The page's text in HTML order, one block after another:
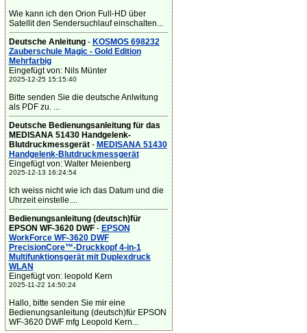
Wie kann ich den Orion Full-HD über
Satellit den Sendersuchlauf einschalten...
Deutsche Anleitung- KOSMOS 698232
Zauberschule Magic - Gold Edition
Mehrfarbig
Eingefügt von: Nils Münter
2025-12-25 15:15:40
Bitte senden Sie die deutsche Anlwitung
als PDF zu. ...
Deutsche Bedienungsanleitung für das
MEDISANA 51430 Handgelenk-
Blutdruckmessgerät- MEDISANA 51430
Handgelenk-Blutdruckmessgerät
Eingefügt von: Walter Meienberg
2025-12-13 16:24:54
Ich weiss nicht wie ich das Datum und die
Uhrzeit einstelle....
Bedienungsanleitung (deutsch)für
EPSON WF-3620 DWF- EPSON
WorkForce WF-3620 DWF
PrecisionCore™-Druckkopf 4-in-1
Multifunktionsgerät mit Duplexdruck
WLAN
Eingefügt von: leopold Kern
2025-11-22 14:50:24
Hallo, bitte senden Sie mir eine
Bedienungsanleitung (deutsch)für EPSON
WF-3620 DWF mfg Leopold Kern...